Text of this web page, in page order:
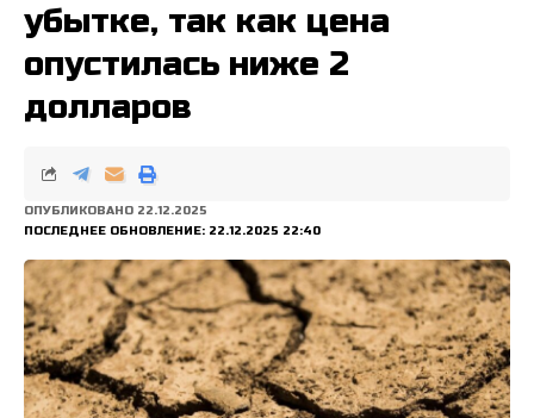
убытке, так как цена
опустилась ниже 2
долларов
ПОСЛЕДНЕЕ ОБНОВЛЕНИЕ: 22.12.2025 22:40
ОПУБЛИКОВАНО 22.12.2025